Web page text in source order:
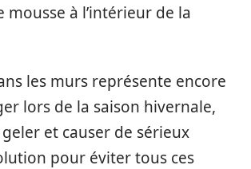
mousse à l’intérieur de la
les murs représente encore
lors de la saison hivernale,
et causer de sérieux
pour éviter tous ces